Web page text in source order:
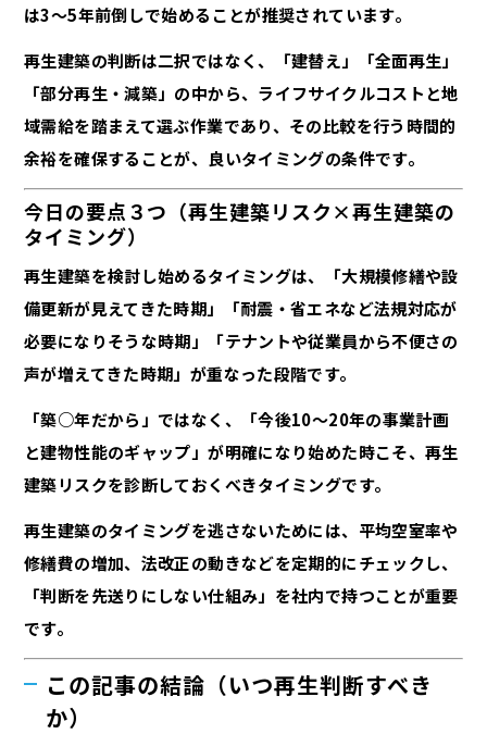
は3〜5年前倒しで始めることが推奨されています。
再生建築の判断は二択ではなく、「建替え」「全面再生」
「部分再生・減築」の中から、ライフサイクルコストと地
域需給を踏まえて選ぶ作業であり、その比較を行う時間的
余裕を確保することが、良いタイミングの条件です。
今日の要点３つ（再生建築リスク×再生建築の
タイミング）
再生建築を検討し始めるタイミングは、「大規模修繕や設
備更新が見えてきた時期」「耐震・省エネなど法規対応が
必要になりそうな時期」「テナントや従業員から不便さの
声が増えてきた時期」が重なった段階です。
「築○年だから」ではなく、「今後10〜20年の事業計画
と建物性能のギャップ」が明確になり始めた時こそ、再生
建築リスクを診断しておくべきタイミングです。
再生建築のタイミングを逃さないためには、平均空室率や
修繕費の増加、法改正の動きなどを定期的にチェックし、
「判断を先送りにしない仕組み」を社内で持つことが重要
です。
この記事の結論（いつ再生判断すべき
か）